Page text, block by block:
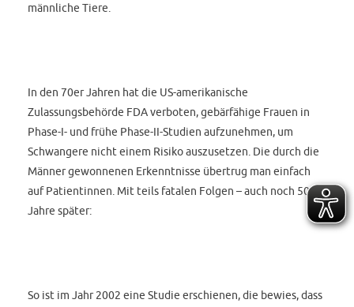
männliche Tiere.
In den 70er Jahren hat die US-amerikanische
Zulassungsbehörde FDA verboten, gebärfähige Frauen in
Phase-I- und frühe Phase-II-Studien aufzunehmen, um
Schwangere nicht einem Risiko auszusetzen. Die durch die
Männer gewonnenen Erkenntnisse übertrug man einfach
auf Patientinnen. Mit teils fatalen Folgen – auch noch 50
Jahre später:
So ist im Jahr 2002 eine Studie erschienen, die bewies, dass